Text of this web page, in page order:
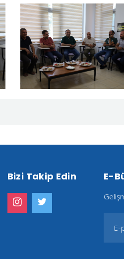
Bizi Takip Edin E-